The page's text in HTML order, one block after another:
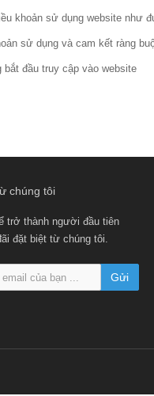
khoản sử dụng website như
sử dụng và cam kết ràng
đầu truy cập vào website
chúng tôi
trở thành người đầu tiên
đặt biệt từ chúng tôi.
Gửi